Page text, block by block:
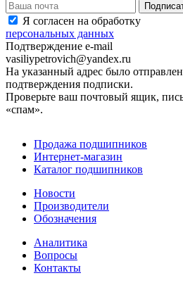
Я согласен на обработку
персональных данных
Подтверждение e-mail
vasiliypetrovich@yandex.ru
На указанный адрес было
подтверждения подписки.
Проверьте ваш почтовый ящик,
«спам».
Продажа подшипников
Интернет-магазин
Каталог подшипников
Новости
Производители
Обозначения
Аналитика
Вопросы
Контакты